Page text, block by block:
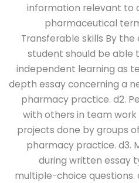
information relevant to
pharmaceutical
Transferable skills By
student should be able
independent learning as
depth essay concerning a
pharmacy practice. d2.
with others in team
projects done by groups
pharmacy practice. d3.
during written essay
multiple-choice questions.